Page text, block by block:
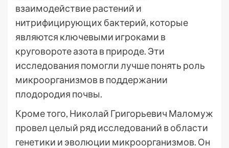
взаимодействие растений и
нитрифицирующих бактерий, которые
являются ключевыми игроками в
круговороте азота в природе. Эти
исследования помогли лучше понять роль
микроорганизмов в поддержании
плодородия почвы.
Кроме того, Николай Григорьевич Маломуж
провел целый ряд исследований в области
генетики и эволюции микроорганизмов. Он